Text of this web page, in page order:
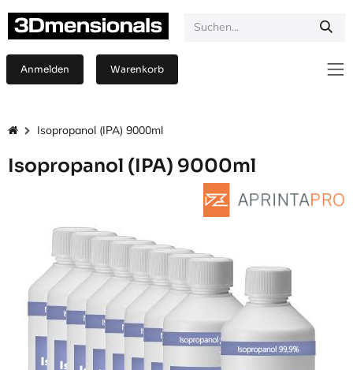
Anmelden Warenkorb
Isopropanol (IPA) 9000ml
Isopropanol (IPA) 9000ml